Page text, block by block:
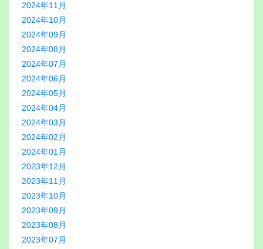
2024年11月
2024年10月
2024年09月
2024年08月
2024年07月
2024年06月
2024年05月
2024年04月
2024年03月
2024年02月
2024年01月
2023年12月
2023年11月
2023年10月
2023年09月
2023年08月
2023年07月